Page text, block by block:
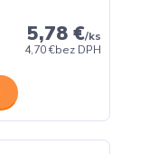
5,78 €/ks
4,70 €bez DPH